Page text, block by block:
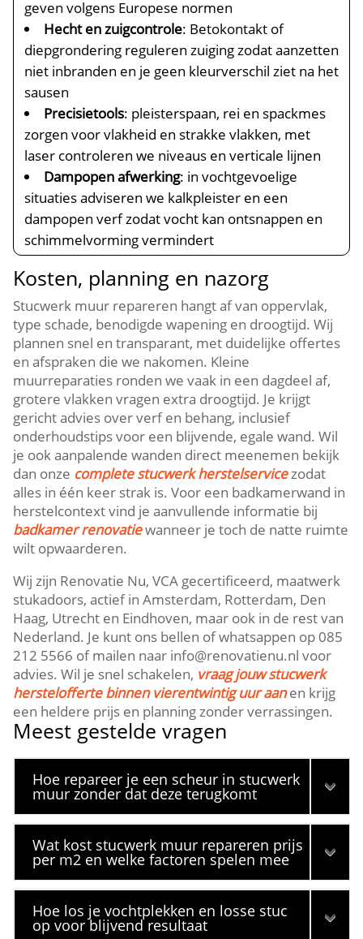
geven volgens Europese normen
Hecht en zuigcontrole: Betokontakt of
diepgrondering reguleren zuiging zodat aanzetten
niet inbranden en je geen kleurverschil ziet na het
sausen
Precisietools: pleisterspaan, rei en spackmes
zorgen voor vlakheid en strakke vlakken, met
laser controleren we niveaus en verticale lijnen
Dampopen afwerking: in vochtgevoelige
situaties adviseren we kalkpleister en een
dampopen verf zodat vocht kan ontsnappen en
schimmelvorming vermindert
Kosten, planning en nazorg
Stucwerk muur repareren hangt af van oppervlak,
type schade, benodigde wapening en droogtijd.​ Wij
plannen snel en transparant, met duidelijke offertes
en afspraken die we nakomen.​ Kleine
muurreparaties ronden we vaak in een dagdeel af,
grotere vlakken vragen extra droogtijd.​ Je krijgt
gericht advies over verf en behang, inclusief
onderhoudstips voor een blijvende, egale wand.​ Wil
je ook aanpalende wanden direct meenemen bekijk
dan onze complete stucwerk herstelservicezodat
alles in één keer strak is.​ Voor een badkamerwand in
herstelcontext vind je aanvullende informatie bij
badkamer renovatiewanneer je toch de natte ruimte
wilt opwaarderen.​
Wij zijn Renovatie Nu, VCA gecertificeerd, maatwerk
stukadoors, actief in Amsterdam, Rotterdam, Den
Haag, Utrecht en Eindhoven, maar ook in de rest van
Nederland.​ Je kunt ons bellen of whatsappen op 085
212 5566 of mailen naar info@renovatienu.​nl voor
advies.​ Wil je snel schakelen, vraag jouw stucwerk
herstelofferte binnen vierentwintig uur aanen krijg
een heldere prijs en planning zonder verrassingen.​
Meest gestelde vragen
Hoe repareer je een scheur in stucwerk
muur zonder dat deze terugkomt
Wat kost stucwerk muur repareren prijs
per m2 en welke factoren spelen mee
Hoe los je vochtplekken en losse stuc
op voor blijvend resultaat